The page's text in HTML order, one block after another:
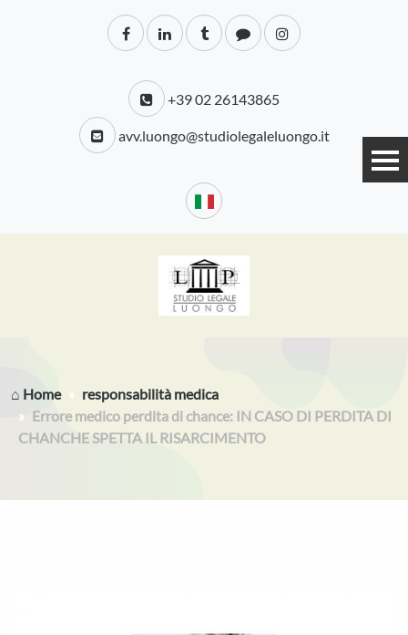
+39 02 26143865
avv.luongo@studiolegaleluongo.it
⌂ Home
responsabilità medica
Errore medico perdita di chance: IN CASO DI PERDITA DI
CHANCHE SPETTA IL RISARCIMENTO